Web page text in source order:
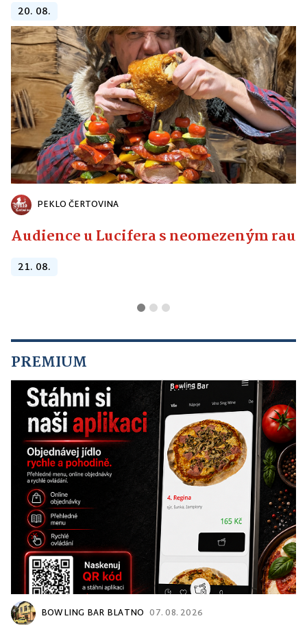
20. 08.
PEKLO ČERTOVINA
Audience u Lucifera s neomezeným
21. 08.
PREMIUM
BOWLING BAR BLATNO 07. 08. 2026